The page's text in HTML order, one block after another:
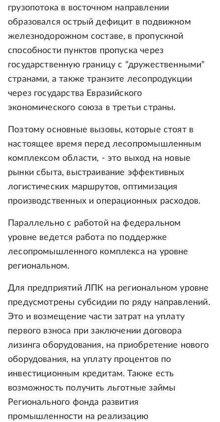
грузопотока в восточном направлении
образовался острый дефицит в подвижном
железнодорожном составе, в пропускной
способности пунктов пропуска через
государственную границу с "дружественными"
странами, а также транзите лесопродукции
через государства Евразийского
экономического союза в третьи страны.
Поэтому основные вызовы, которые стоят в
настоящее время перед лесопромышленным
комплексом области, - это выход на новые
рынки сбыта, выстраивание эффективных
логистических маршрутов, оптимизация
производственных и операционных расходов.
Параллельно с работой на федеральном
уровне ведется работа по поддержке
лесопромышленного комплекса на уровне
региональном.
Для предприятий ЛПК на региональном уровне
предусмотрены субсидии по ряду направлений.
Это и возмещение части затрат на уплату
первого взноса при заключении договора
лизинга оборудования, на приобретение нового
оборудования, на уплату процентов по
инвестиционным кредитам. Также есть
возможность получить льготные займы
Регионального фонда развития
промышленности на реализацию